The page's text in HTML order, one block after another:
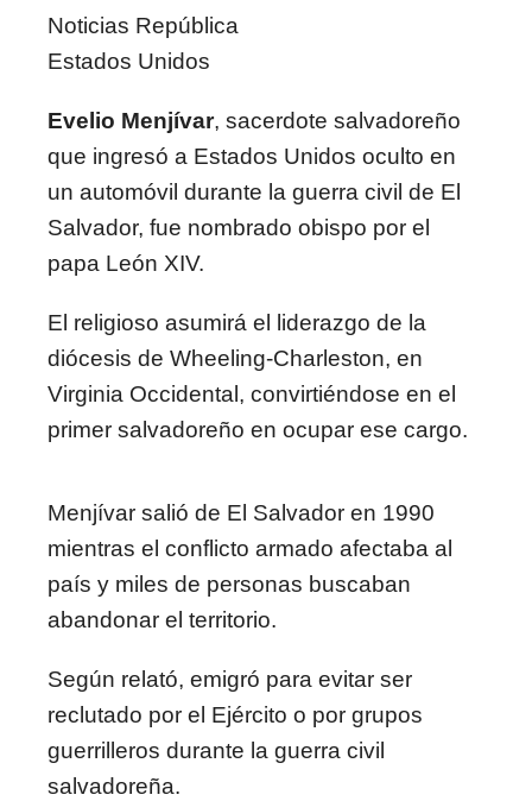
Noticias República
Estados Unidos
Evelio Menjívar, sacerdote salvadoreño
que ingresó a Estados Unidos oculto en
un automóvil durante la guerra civil de El
Salvador, fue nombrado obispo por el
papa León XIV.
El religioso asumirá el liderazgo de la
diócesis de Wheeling-Charleston, en
Virginia Occidental, convirtiéndose en el
primer salvadoreño en ocupar ese cargo.
Menjívar salió de El Salvador en 1990
mientras el conflicto armado afectaba al
país y miles de personas buscaban
abandonar el territorio.
Según relató, emigró para evitar ser
reclutado por el Ejército o por grupos
guerrilleros durante la guerra civil
salvadoreña.